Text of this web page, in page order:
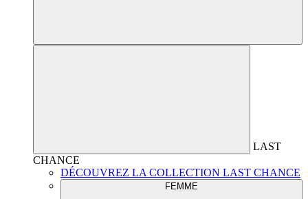
LAST
CHANCE
DÉCOUVREZ LA COLLECTION LAST CHANCE
FEMME